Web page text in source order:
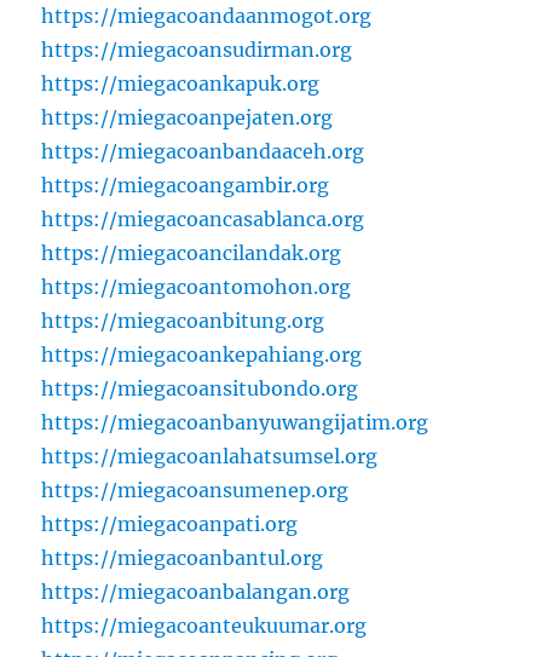
https://miegacoandaanmogot.org
https://miegacoansudirman.org
https://miegacoankapuk.org
https://miegacoanpejaten.org
https://miegacoanbandaaceh.org
https://miegacoangambir.org
https://miegacoancasablanca.org
https://miegacoancilandak.org
https://miegacoantomohon.org
https://miegacoanbitung.org
https://miegacoankepahiang.org
https://miegacoansitubondo.org
https://miegacoanbanyuwangijatim.org
https://miegacoanlahatsumsel.org
https://miegacoansumenep.org
https://miegacoanpati.org
https://miegacoanbantul.org
https://miegacoanbalangan.org
https://miegacoanteukuumar.org